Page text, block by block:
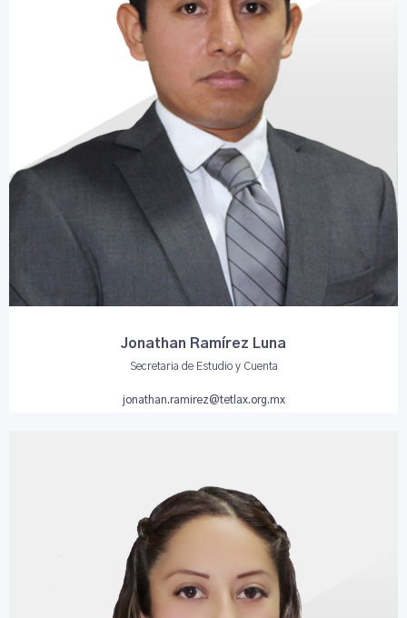
Jonathan Ramírez Luna
Secretaria de Estudio y Cuenta
jonathan.ramirez@tetlax.org.mx